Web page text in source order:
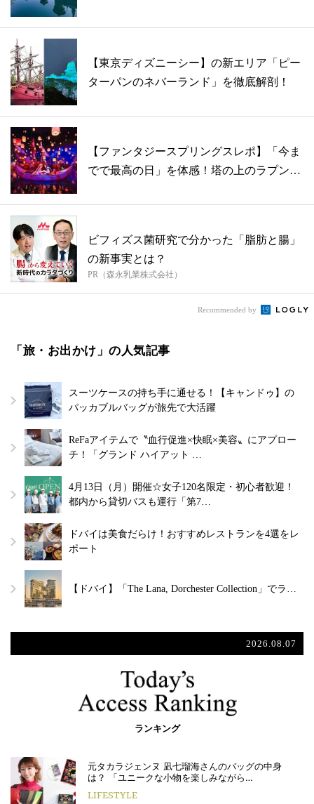
【東京ディズニーシー】の新エリア「ピー
ターパンのネバーランド」を徹底解剖！
【ファンタジースプリングスレポ】「今ま
でで最高の日」を体感！塔の上のラプンツ
ビフィズス菌研究で分かった「脂肪と腸」
の新事実とは？
PR（森永乳業株式会社）
Recommended by
「旅・お出かけ」の人気記事
スーツケースの持ち手に通せる！【キャンドゥ】の
パッカブルバッグが旅先で大活躍
ReFaアイテムで〝血行促進×快眠×美容〟にアプロー
チ！「グランド ハイアット …
4月13日（月）開催☆女子120名限定・初心者歓迎！
都内から貸切バスも運行「第7…
ドバイは美食だらけ！おすすめレストランを4選をレ
ポート
【ドバイ】「The Lana, Dorchester Collection」でラ…
2026.08.07
ランキング
元タカラジェンヌ 凪七瑠海さんのバッグの中身
は？ 「ユニークな小物を楽しみながら…
LIFESTYLE